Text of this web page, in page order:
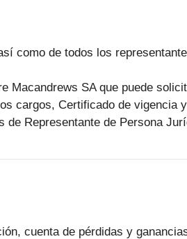
como de todos los
SA que puede
cargos, Certificado de vigencia
Representante de Persona
cuenta de pérdidas y